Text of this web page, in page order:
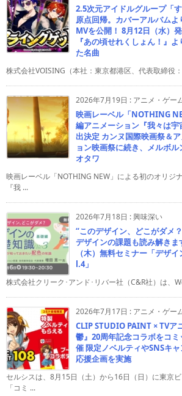
2.5次元アイドルグループ「
原点回帰。カバーアルバムよ
MVを公開！ 8月12日（水）
『あの頃せれくしょん！』
た名曲
株式会社VOISING（本社：東京都港区、代表取締役
2026年7月19日 : アニメ・ゲー
映画レーベル「NOTHING
編アニメーション『我々は
出決定 カンヌ国際映画祭＆
ョン映画祭に続き、メルボル
オタワ
映画レーベル「NOTHING NEW」による初のオリジ
『我 ...
2026年7月18日 :興味深い
“このデザイン、どこがダメ
デザインの課題も読み解き
（木）無料セミナー「デザ
l.4」
株式会社クリーク･アンド･リバー社（C&R社）は、
2026年7月17日 : アニメ・ゲー
CLIP STUDIO PAINT × TVア
鬱』20周年記念コラボをコ
催 限定ノベルティやSNSキ
応援企画を実施
セルシスは、8月15日（土）から16日（日）に東京
「コミ ...